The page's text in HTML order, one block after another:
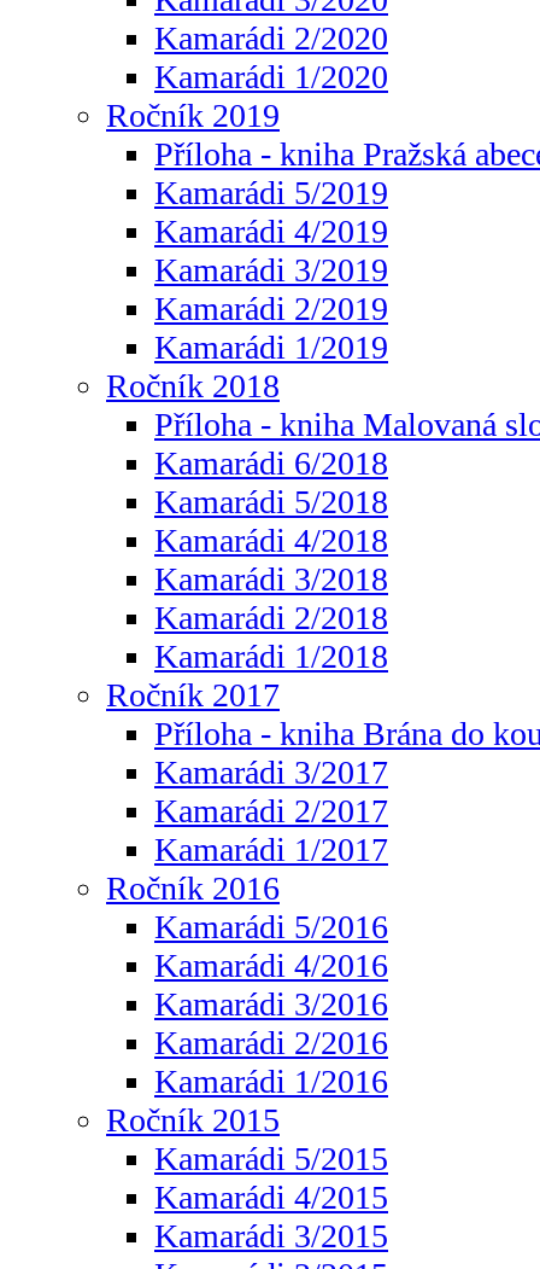
Kamarádi 2/2020
Kamarádi 1/2020
Ročník 2019
Příloha - kniha Pražská
Kamarádi 5/2019
Kamarádi 4/2019
Kamarádi 3/2019
Kamarádi 2/2019
Kamarádi 1/2019
Ročník 2018
Příloha - kniha Malovaná
Kamarádi 6/2018
Kamarádi 5/2018
Kamarádi 4/2018
Kamarádi 3/2018
Kamarádi 2/2018
Kamarádi 1/2018
Ročník 2017
Příloha - kniha Brána do
Kamarádi 3/2017
Kamarádi 2/2017
Kamarádi 1/2017
Ročník 2016
Kamarádi 5/2016
Kamarádi 4/2016
Kamarádi 3/2016
Kamarádi 2/2016
Kamarádi 1/2016
Ročník 2015
Kamarádi 5/2015
Kamarádi 4/2015
Kamarádi 3/2015